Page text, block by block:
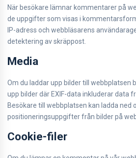
När besökare lämnar kommentarer på
de uppgifter som visas i
IP-adress och webbläsarens
detektering av skräppost.
Media
Om du laddar upp bilder till webbplatsen
upp bilder där EXIF-data inkluderar data
Besökare till webbplatsen kan ladda ned
positioneringsuppgifter från bilder på
Cookie-filer